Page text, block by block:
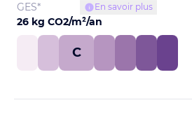
GES* En savoir plus
26 kg CO2/m²/an
C